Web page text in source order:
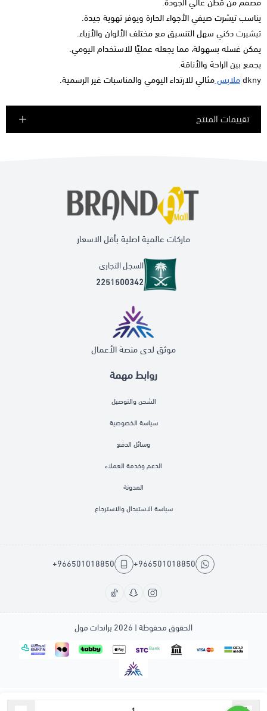
يناسبتيشرت صيفيالأجواء الحارة ويوفر تهوية جيدة.
تيشيرت دكني سهل التنسيق مع مختلف الألوان والأزياء.
يمكن غسله بسهولة، مما يجعله عمليًا للاستخدام اليومي.
يجمع بين الراحة والأناقة.
dknyملابسمثالي للارتداء اليومي والمناسبات غير الرسمية.
تقييمات المنتج
روابط مهمة
الشحن والتوصيل
سياسة الخصوصية
وسائل الدفع
الدعم وخدمة العملاء
المدونة
سياسة الاستبدال والاسترجاع
ماركات عالمية اصلية بأقل الاسعار
السجل التجاري
2251500342
موثق لدى منصة الأعمال
+966501018850
+966501018850
الحقوق محفوظة | 2026 براندات مول